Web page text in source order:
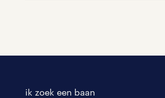
ik zoek een baan